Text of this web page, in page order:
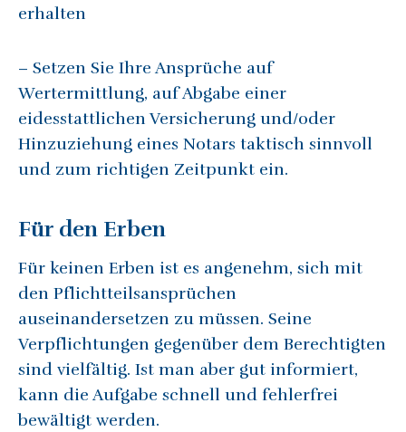
erhalten
– Setzen Sie Ihre Ansprüche auf
Wertermittlung, auf Abgabe einer
eidesstattlichen Versicherung und/oder
Hinzuziehung eines Notars taktisch sinnvoll
und zum richtigen Zeitpunkt ein.
Für den Erben
Für keinen Erben ist es angenehm, sich mit
den Pflichtteilsansprüchen
auseinandersetzen zu müssen. Seine
Verpflichtungen gegenüber dem Berechtigten
sind vielfältig. Ist man aber gut informiert,
kann die Aufgabe schnell und fehlerfrei
bewältigt werden.